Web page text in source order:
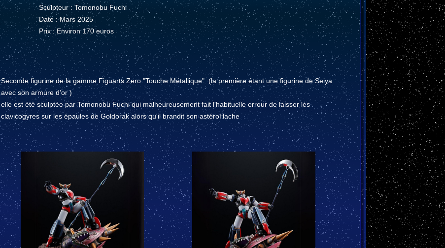
Sculpteur : Tomonobu Fuchi
Date : Mars 2025
Prix : Environ 170 euros
Seconde figurine de la gamme Figuarts Zero "Touche Métallique" (la première étant une figurine de Seiya
avec son armure d'or )
elle est été sculptée par Tomonobu Fuchi qui malheureusement fait l'habituelle erreur de laisser les
clavicogyres sur les épaules de Goldorak alors qu'il brandit son astéroHache